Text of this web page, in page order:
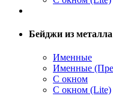
Бейджи из металла
Именные
Именные
С окном
С окном (Lite)